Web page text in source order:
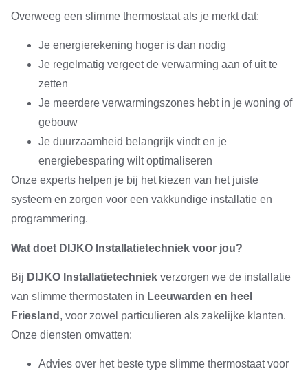
Overweeg een slimme thermostaat als je merkt dat:
Je energierekening hoger is dan nodig
Je regelmatig vergeet de verwarming aan of uit te
zetten
Je meerdere verwarmingszones hebt in je woning of
gebouw
Je duurzaamheid belangrijk vindt en je
energiebesparing wilt optimaliseren
Onze experts helpen je bij het kiezen van het juiste
systeem en zorgen voor een vakkundige installatie en
programmering.
Wat doet DIJKO Installatietechniek voor jou?
Bij DIJKO Installatietechniek verzorgen we de installatie
van slimme thermostaten in Leeuwarden en heel
Friesland , voor zowel particulieren als zakelijke klanten.
Onze diensten omvatten:
Advies over het beste type slimme thermostaat voor